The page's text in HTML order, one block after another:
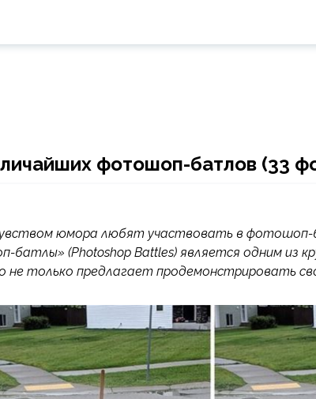
фотошоп-батлов (33
юмора любят участвовать в фотошоп-
(Photoshop Battles) является одним из
не только предлагает продемонстрировать